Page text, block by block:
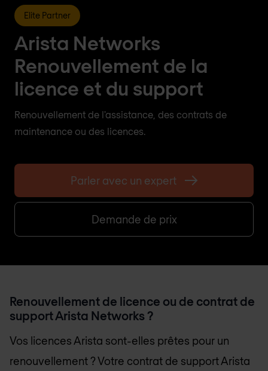
Elite Partner
Arista Networks
Renouvellement de la
licence et du support
Renouvellement de l'assistance, des contrats de
maintenance ou des licences.
Parler avec un expert
Demande de prix
Renouvellement de licence ou de contrat de
support Arista Networks ?
Vos licences Arista sont-elles prêtes pour un
renouvellement ? Votre contrat de support Arista